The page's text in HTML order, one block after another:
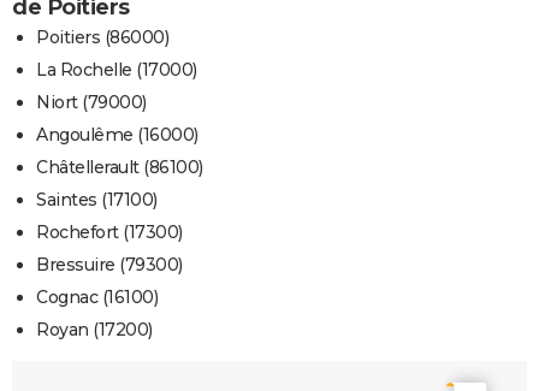
de Poitiers
Poitiers (86000)
La Rochelle (17000)
Niort (79000)
Angoulême (16000)
Châtellerault (86100)
Saintes (17100)
Rochefort (17300)
Bressuire (79300)
Cognac (16100)
Royan (17200)